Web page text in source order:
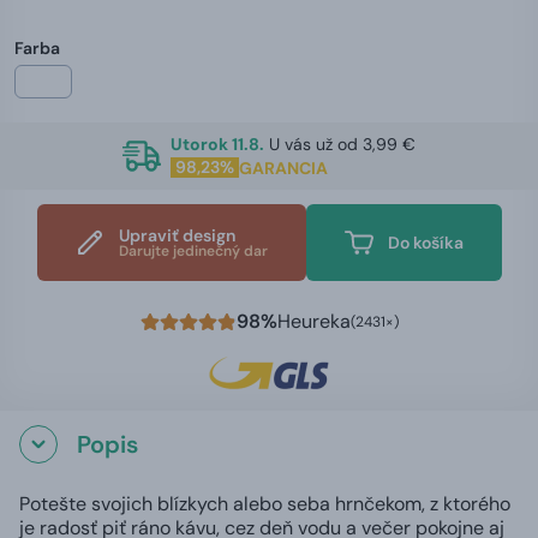
Farba
Utorok 11.8. U vás už od 3,99 €
98,23% GARANCIA
Upraviť design
Darujte jedinečný dar Do košíka
98%Heureka(2431×)
Popis
Potešte svojich blízkych alebo seba hrnčekom, z ktorého
je radosť piť ráno kávu, cez deň vodu a večer pokojne aj